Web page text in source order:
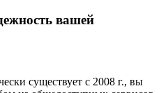
вашей
существует с 2008 г., вы